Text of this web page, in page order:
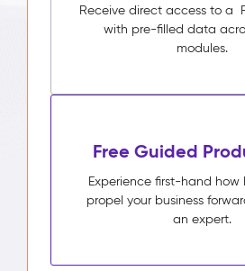
Receive direct access to a
with pre-filled data
modules.
Free Guided
Experience first-hand how
propel your business
an expert.